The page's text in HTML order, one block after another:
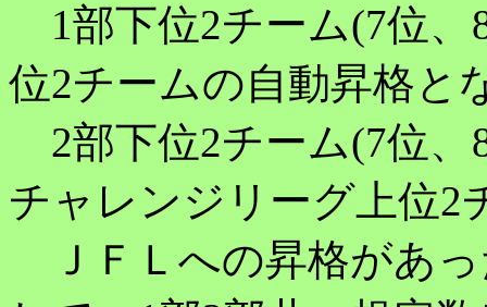
1部下位2チーム(7位、
位2チームの自動昇格と
2部下位2チーム(7位、
チャレンジリーグ上位2
ＪＦＬへの昇格があ